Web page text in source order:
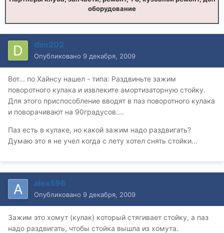
оборудование
dim202
Опубликовано 9 декабря, 2009
Вот... по Хайнсу нашел - типа: Раздвиньте зажим
поворотного кулака и извлеките амортизаторную стойку.
Для этого приспособление вводят в паз поворотного кулака
и поворачивают на 90градусов....
Паз есть в кулаке, но какой зажим надо раздвигать?
Думаю это я не учел когда с лету хотел снять стойки...
alex596
Опубликовано 9 декабря, 2009
Зажим это хомут (кулак) который стягивает стойку, а паз
надо раздвигать, чтобы стойка вышла из хомута.